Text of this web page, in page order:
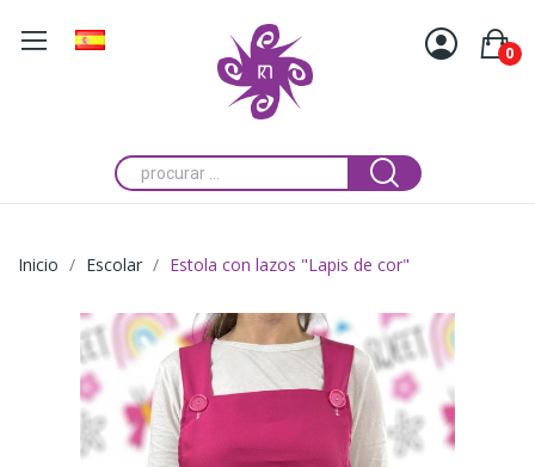
0
Inicio Escolar Estola con lazos "Lapis de cor"